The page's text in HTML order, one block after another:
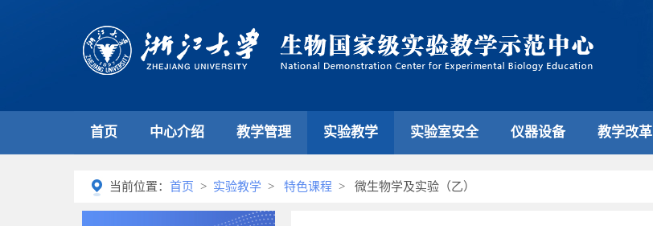
首页 中心介绍 教学管理 实验教学 实验室安全 仪器设备 教学改革
当前位置： 首页 > 实验教学 > 特色课程 > 微生物学及实验（乙）